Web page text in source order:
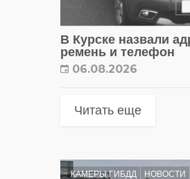
В Курске назвали
ремень и телефон
06.08.2026
Читать еще
КАМЕРЫ ГИБДД НОВОСТИ